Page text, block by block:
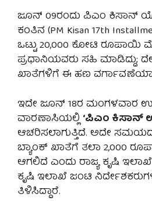
ಜೂನ್ 09ರಂದು ಪಿಎಂ ಕಿಸಾನ್
ಕಂತಿನ (PM Kisan 17th
ಒಟ್ಟು 20,000 ಕೋಟಿ ರೂಪಾಯಿ
ಪ್ರಧಾನಿಯವರು ಸಹಿ ಮಾಡಿದ್ದು;
ಖಾತೆಗಳಿಗೆ ಈ ಹಣ
ಇದೇ ಜೂನ್ 18ರ ಮಂಗಳವಾರ
ವಾರಣಾಸಿಯಲ್ಲಿ‘ಪಿಎಂ ಕಿಸಾನ್
ಆಚರಿಸಲಾಗುತ್ತಿದೆ. ಅದೇ
ಬ್ಯಾಂಕ್ ಖಾತೆಗೆ ತಲಾ 2,000
ಆಗಲಿದೆ ಎಂದು ರಾಜ್ಯ ಕೃಷಿ
ಕೃಷಿ ಇಲಾಖೆ ಜಂಟಿ
ತಿಳಿಸಿದ್ದಾರೆ.